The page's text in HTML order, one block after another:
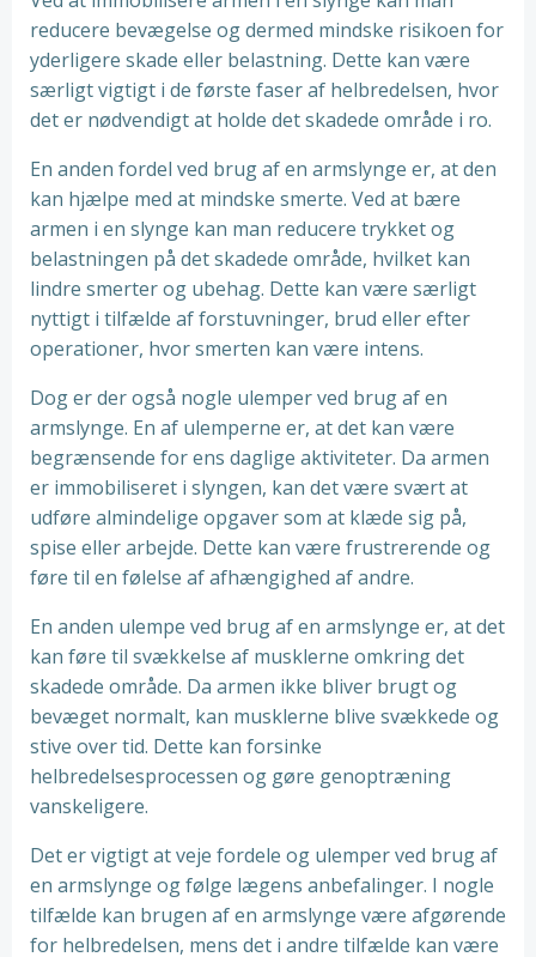
reducere bevægelse og dermed mindske risikoen for
yderligere skade eller belastning. Dette kan være
særligt vigtigt i de første faser af helbredelsen, hvor
det er nødvendigt at holde det skadede område i ro.
En anden fordel ved brug af en armslynge er, at den
kan hjælpe med at mindske smerte. Ved at bære
armen i en slynge kan man reducere trykket og
belastningen på det skadede område, hvilket kan
lindre smerter og ubehag. Dette kan være særligt
nyttigt i tilfælde af forstuvninger, brud eller efter
operationer, hvor smerten kan være intens.
Dog er der også nogle ulemper ved brug af en
armslynge. En af ulemperne er, at det kan være
begrænsende for ens daglige aktiviteter. Da armen
er immobiliseret i slyngen, kan det være svært at
udføre almindelige opgaver som at klæde sig på,
spise eller arbejde. Dette kan være frustrerende og
føre til en følelse af afhængighed af andre.
En anden ulempe ved brug af en armslynge er, at det
kan føre til svækkelse af musklerne omkring det
skadede område. Da armen ikke bliver brugt og
bevæget normalt, kan musklerne blive svækkede og
stive over tid. Dette kan forsinke
helbredelsesprocessen og gøre genoptræning
vanskeligere.
Det er vigtigt at veje fordele og ulemper ved brug af
en armslynge og følge lægens anbefalinger. I nogle
tilfælde kan brugen af en armslynge være afgørende
for helbredelsen, mens det i andre tilfælde kan være